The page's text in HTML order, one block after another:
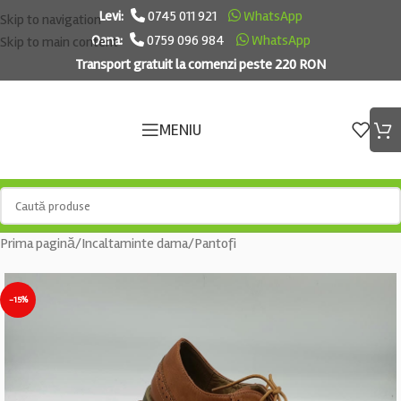
Skip to navigation
Skip to main content
Levi: 0745 011 921
WhatsApp
Oana:
0759 096 984
WhatsApp
Transport gratuit la comenzi peste 220 RON
MENIU
Prima pagină/Incaltaminte dama/Pantofi
-15%